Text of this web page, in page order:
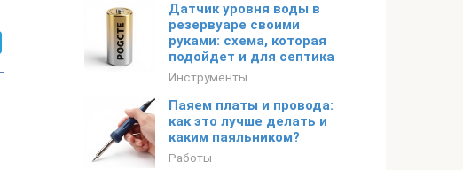
Датчик уровня воды в
резервуаре своими
руками: схема, которая
подойдет и для септика
Инструменты
Паяем платы и провода:
как это лучше делать и
каким паяльником?
Работы